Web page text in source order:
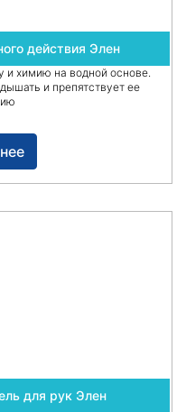
действия Элен
и химию на водной основе.
и препятствует ее
для рук Элен